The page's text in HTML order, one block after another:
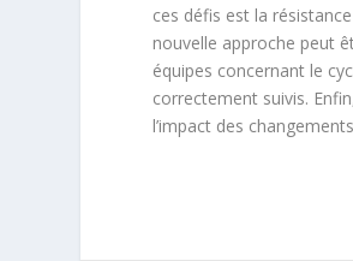
ces défis est la
nouvelle approche peut
équipes concernant le
correctement suivis.
l’impact des